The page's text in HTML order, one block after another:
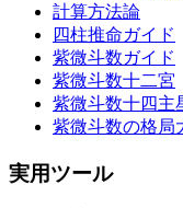
計算方法論
四柱推命ガイド
紫微斗数ガイド
紫微斗数十二宮
紫微斗数十四主
紫微斗数の格局
実用ツール